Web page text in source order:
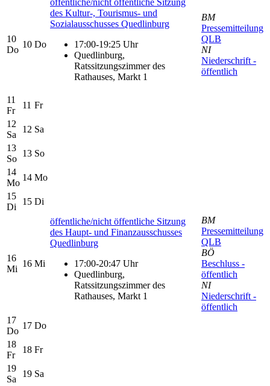
10
Do
10 Do
des Kultur-, Tourismus- und
Sozialausschusses Quedlinburg
17:00-19:25 Uhr
Quedlinburg,
Ratssitzungszimmer des
Rathauses, Markt 1
BM
Pressemitteilung
QLB
NI
Niederschrift -
öffentlich
11
Fr
11 Fr
12
Sa
12 Sa
13
So
13 So
14
Mo
14 Mo
15
Di
15 Di
16
Mi
16 Mi
öffentliche/nicht öffentliche Sitzung
des Haupt- und Finanzausschusses
Quedlinburg
17:00-20:47 Uhr
Quedlinburg,
Ratssitzungszimmer des
Rathauses, Markt 1
BM
Pressemitteilung
QLB
BÖ
Beschluss -
öffentlich
NI
Niederschrift -
öffentlich
17
Do
17 Do
18
Fr
18 Fr
19
Sa
19 Sa